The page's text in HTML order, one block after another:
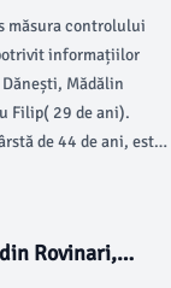
măsura controlului
informațiilor
Mădălin
Filip( 29 de ani).
de 44 de ani, este
Rovinari,